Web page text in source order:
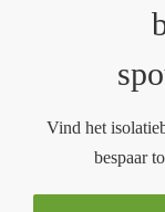
Vind het
bespaar